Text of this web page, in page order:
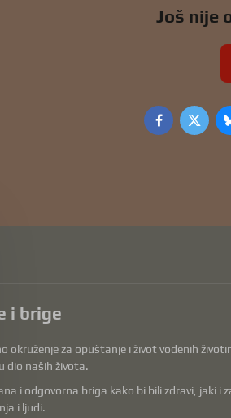
Još nije
Facebook
i brige
za opuštanje i život vodenih
dio naših života.
i odgovorna briga kako bi bili zdravi, jaki
i ljudi.